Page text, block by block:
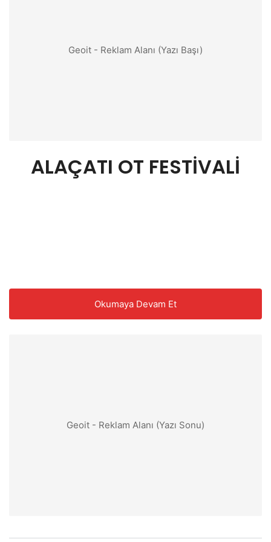
Geoit - Reklam Alanı (Yazı Başı)
ALAÇATI OT FESTİVALİ
getirir.
Okumaya Devam Et
Geoit - Reklam Alanı (Yazı Sonu)